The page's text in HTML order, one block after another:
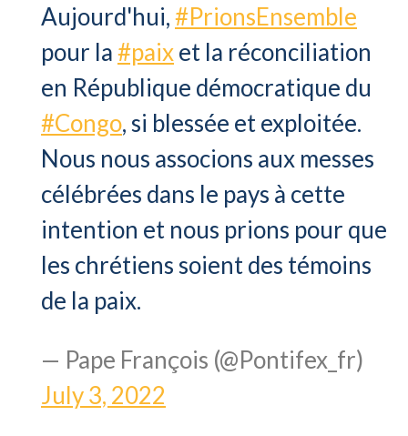
Aujourd'hui,#PrionsEnsemble
pour la#paixet la réconciliation
en République démocratique du
#Congo, si blessée et exploitée.
Nous nous associons aux messes
célébrées dans le pays à cette
intention et nous prions pour que
les chrétiens soient des témoins
de la paix.
— Pape François (@Pontifex_fr)
July 3, 2022